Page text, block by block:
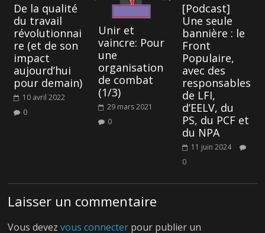
De la qualité
du travail
révolutionnai
re (et de son
impact
aujourd’hui
pour demain)
10 avril 2022
0
Unir et
vaincre: Pour
une
organisation
de combat
(1/3)
29 mars 2021
0
[Podcast]
Une seule
bannière : le
Front
Populaire,
avec des
responsables
de LFI,
d’EELV, du
PS, du PCF et
du NPA
11 juin 2024
0
Laisser un commentaire
Vous devezvous connecter pour publier un